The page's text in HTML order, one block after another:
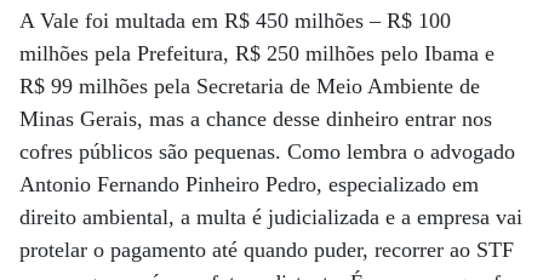
A Vale foi multada em R$ 450 milhões – R$ 100
milhões pela Prefeitura, R$ 250 milhões pelo Ibama e
R$ 99 milhões pela Secretaria de Meio Ambiente de
Minas Gerais, mas a chance desse dinheiro entrar nos
cofres públicos são pequenas. Como lembra o advogado
Antonio Fernando Pinheiro Pedro, especializado em
direito ambiental, a multa é judicializada e a empresa vai
protelar o pagamento até quando puder, recorrer ao STF